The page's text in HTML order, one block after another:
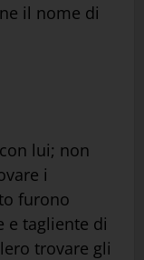
il nome di
lui; non
i
furono
e tagliente di
trovare gli